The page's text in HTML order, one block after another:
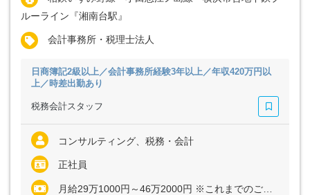
ルーライン『湘南台駅』
会計事務所・税理士法人
日商簿記2級以上／会計事務所経験3年以上／年収420万円以
上／時差出勤あり
税務会計スタッフ
コンサルティング、税務・会計
正社員
月給29万1000円～46万2000円 ※これまでのご経験や能力を考慮して決定いたします